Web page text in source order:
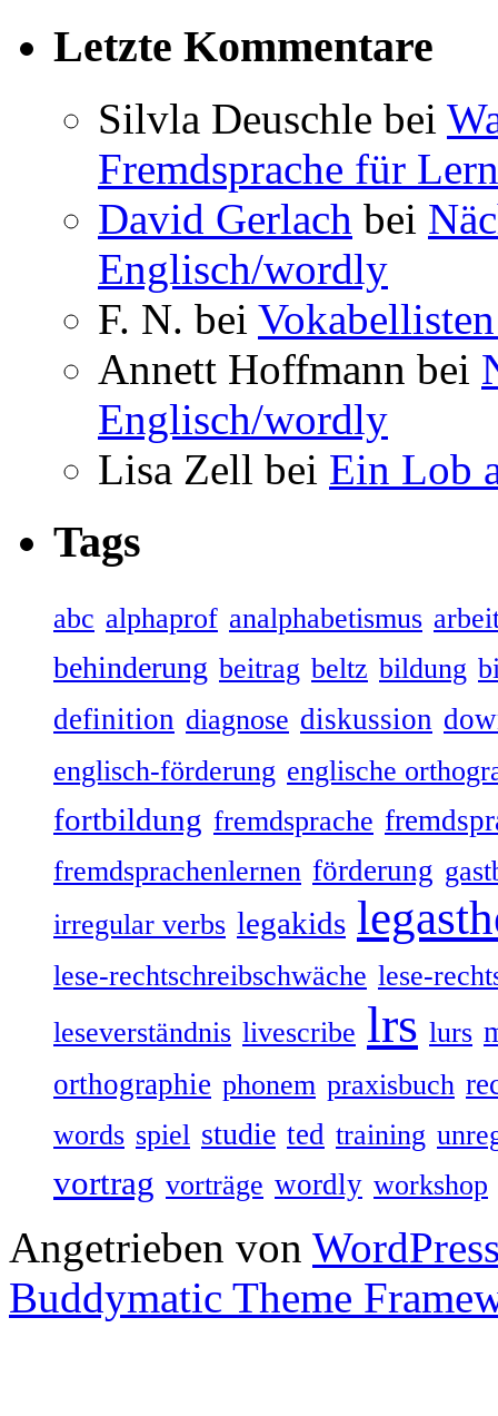
Letzte Kommentare
Silvla Deuschle bei
Fremdsprache für
David Gerlach bei
Englisch/wordly
F. N. bei
Annett Hoffmann bei
Englisch/wordly
Lisa Zell bei Ein Lob
Tags
abc alphaprof analphabetismus
behinderung beitrag beltz bildung
definition diagnose diskussion
englisch-förderung englische
fortbildung fremdsprache
fremdsprachenlernen förderung
irregular verbs legakids
lese-rechtschreibschwäche lese-
leseverständnis livescribe lrs lurs
orthographie phonem praxisbuch
words spiel studie ted training
vortrag vorträge wordly workshop
Angetrieben von
Buddymatic Theme